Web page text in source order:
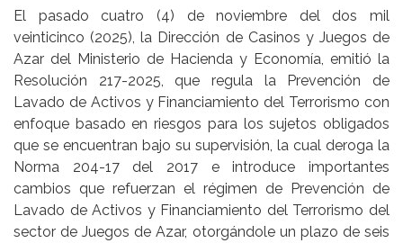
El pasado cuatro (4) de noviembre del dos mil
veinticinco (2025), la Dirección de Casinos y Juegos de
Azar del Ministerio de Hacienda y Economía, emitió la
Resolución 217-2025, que regula la Prevención de
Lavado de Activos y Financiamiento del Terrorismo con
enfoque basado en riesgos para los sujetos obligados
que se encuentran bajo su supervisión, la cual deroga la
Norma 204-17 del 2017 e introduce importantes
cambios que refuerzan el régimen de Prevención de
Lavado de Activos y Financiamiento del Terrorismo del
sector de Juegos de Azar, otorgándole un plazo de seis